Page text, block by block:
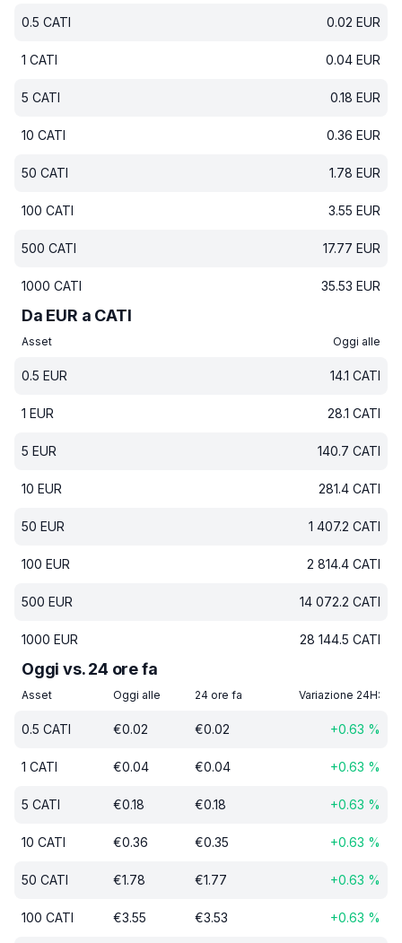
0.5 CATI 0.02 EUR
1 CATI 0.04 EUR
5 CATI 0.18 EUR
10 CATI 0.36 EUR
50 CATI 1.78 EUR
100 CATI 3.55 EUR
500 CATI 17.77 EUR
1000 CATI 35.53 EUR
Da EUR a CATI
Asset Oggi alle
0.5 EUR 14.1 CATI
1 EUR 28.1 CATI
5 EUR 140.7 CATI
10 EUR 281.4 CATI
50 EUR 1 407.2 CATI
100 EUR 2 814.4 CATI
500 EUR 14 072.2 CATI
1000 EUR 28 144.5 CATI
Oggi vs. 24 ore fa
Asset Oggi alle 24 ore fa Variazione 24H:
0.5 CATI €0.02 €0.02 +0.63 %
1 CATI €0.04 €0.04 +0.63 %
5 CATI €0.18 €0.18 +0.63 %
10 CATI €0.36 €0.35 +0.63 %
50 CATI €1.78 €1.77 +0.63 %
100 CATI €3.55 €3.53 +0.63 %